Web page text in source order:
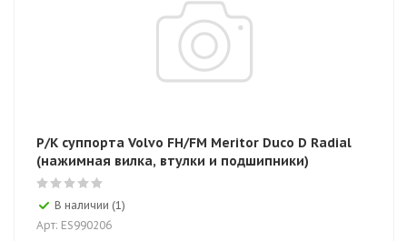
Р/К суппорта Volvo FH/FM Meritor Duco D Radial
(нажимная вилка, втулки и подшипники)
В наличии (1)
Арт: ES990206